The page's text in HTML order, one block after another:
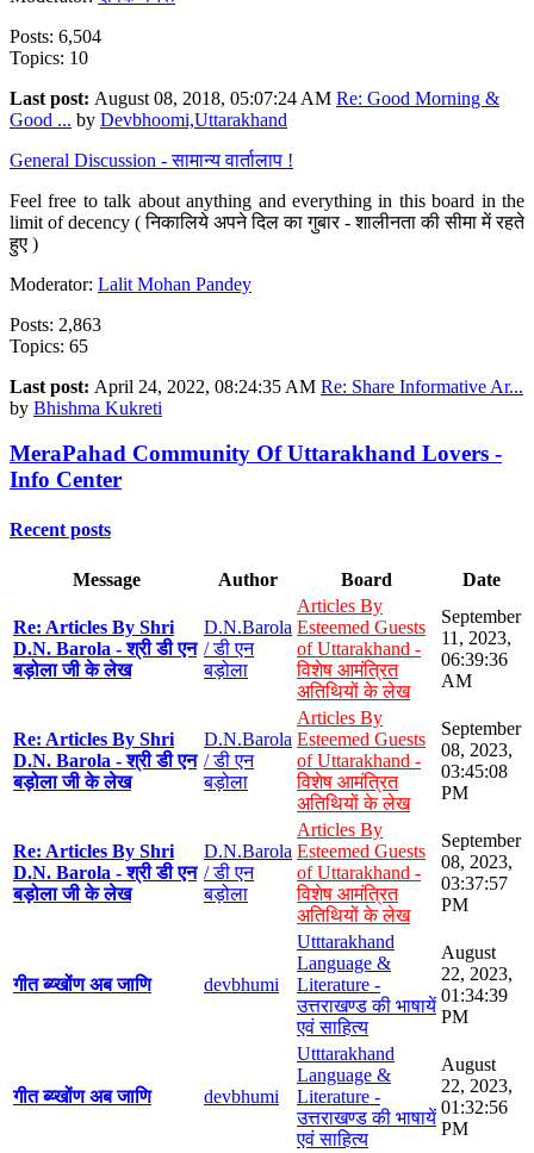
Posts: 6,504
Topics: 10
Last post: August 08, 2018, 05:07:24 AM Re: Good Morning &
Good ... by Devbhoomi,Uttarakhand
General Discussion - सामान्य वार्तालाप !
Feel free to talk about anything and everything in this board in the
limit of decency ( निकालिये अपने दिल का गुबार - शालीनता की सीमा में रहते
हुए )
Moderator: Lalit Mohan Pandey
Posts: 2,863
Topics: 65
Last post: April 24, 2022, 08:24:35 AM Re: Share Informative Ar...
by Bhishma Kukreti
MeraPahad Community Of Uttarakhand Lovers -
Info Center
Recent posts
Message Author Board Date
Re: Articles By Shri
D.N. Barola - श्री डी एन
बड़ोला जी के लेख
D.N.Barola
/ डी एन
बड़ोला
Articles By
Esteemed Guests
of Uttarakhand -
विशेष आमंत्रित
अतिथियों के लेख
September
11, 2023,
06:39:36
AM
Re: Articles By Shri
D.N. Barola - श्री डी एन
बड़ोला जी के लेख
D.N.Barola
/ डी एन
बड़ोला
Articles By
Esteemed Guests
of Uttarakhand -
विशेष आमंत्रित
अतिथियों के लेख
September
08, 2023,
03:45:08
PM
Re: Articles By Shri
D.N. Barola - श्री डी एन
बड़ोला जी के लेख
D.N.Barola
/ डी एन
बड़ोला
Articles By
Esteemed Guests
of Uttarakhand -
विशेष आमंत्रित
अतिथियों के लेख
September
08, 2023,
03:37:57
PM
गीत ब्य्खोंण अब जाणि devbhumi
Utttarakhand
Language &
Literature -
उत्तराखण्ड की भाषायें
एवं साहित्य
August
22, 2023,
01:34:39
PM
गीत ब्य्खोंण अब जाणि devbhumi
Utttarakhand
Language &
Literature -
उत्तराखण्ड की भाषायें
एवं साहित्य
August
22, 2023,
01:32:56
PM